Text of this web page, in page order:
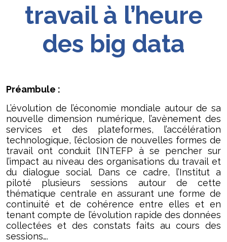
travail à l’heure
des big data
Préambule :
L’évolution de l’économie mondiale autour de sa
nouvelle dimension numérique, l’avènement des
services et des plateformes, l’accélération
technologique, l’éclosion de nouvelles formes de
travail ont conduit l’INTEFP à se pencher sur
l’impact au niveau des organisations du travail et
du dialogue social. Dans ce cadre, l’Institut a
piloté plusieurs sessions autour de cette
thématique centrale en assurant une forme de
continuité et de cohérence entre elles et en
tenant compte de l’évolution rapide des données
collectées et des constats faits au cours des
sessions….